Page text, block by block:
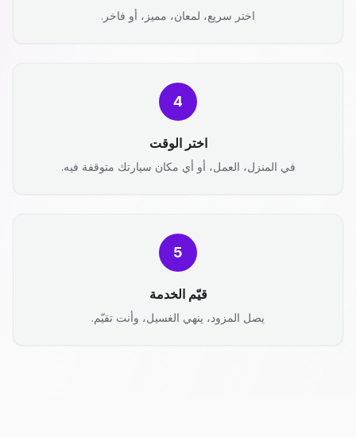
اختر سريع، لمعان، مميز، أو فاخر.
4
اختر الوقت
في المنزل، العمل، أو أي مكان سيارتك متوقفة فيه.
5
قيّم الخدمة
يصل المزود، ينهي الغسيل، وأنت تقيّم.